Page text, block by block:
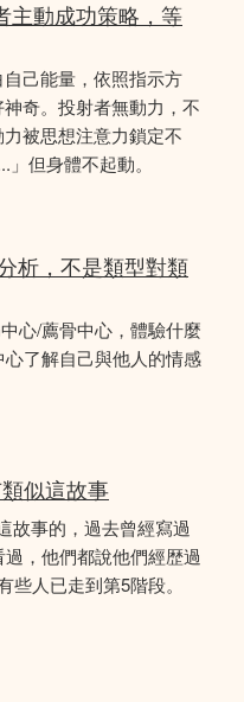
主動成功策略，等
己能量，依照指示方
奇。投射者無動力，不
被思想注意力鎖定不
但身體不起動。
析，不是類型對類
心/薦骨中心，體驗什麼
了解自己與他人的情感
似這故事
故事的，過去曾經寫過
，他們都說他們經歴過
人已走到第5階段。